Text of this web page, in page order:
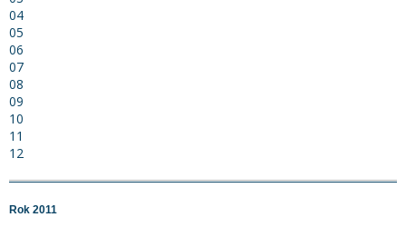
04
05
06
07
08
09
10
11
12
Rok 2011